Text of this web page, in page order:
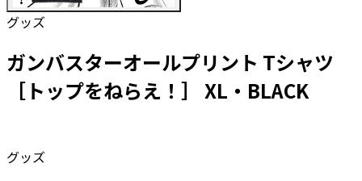
グッズ
ガンバスターオールプリント Tシャツ
［トップをねらえ！］ XL・BLACK
グッズ